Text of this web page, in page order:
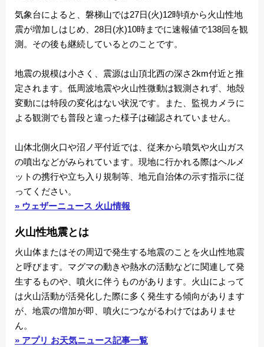
気象台によると、磐梯山では27日(火)12時頃から火山性地
震が増加しはじめ、28日(水)10時までに速報値で138回を観
測。その後も継続しているとのことです。
地震の規模は小さく、震源は山頂北西の深さ2km付近と推
定されます。低周波地震や火山性微動は観測されず、地殻
変動には特段の変化はない状況です。また、監視カメラに
よる観測でも普段と違った様子は確認されていません。
山体北側火口や沼ノ平付近では、従来から噴気や火山ガス
の噴出などがみられています。現地に行かれる際はヘルメ
ットの携行や立ち入り規制等、地元自治体の示す指示に従
ってください。
» ウェザーニュース 火山情報
火山性地震とは
火山体またはその周辺で発生する地震のことを火山性地震
と呼びます。マグマの動きや熱水の活動などに関連して発
生するものや、噴火に伴うものがあります。火山によって
は火山活動が活発化した際に多く発生する傾向があります
が、地震の増加が即、噴火につながるわけではありませ
ん。
» アプリ お天気ニュース記事一覧